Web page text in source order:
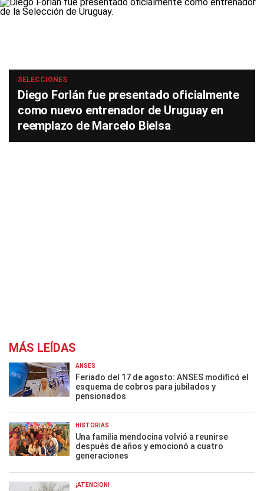
SELECCIONES
Diego Forlán fue presentado oficialmente
como nuevo entrenador de Uruguay en
reemplazo de Marcelo Bielsa
MÁS LEÍDAS
ANSES
Feriado del 17 de agosto: ANSES modificó el
esquema de cobros para jubilados y
pensionados
HISTORIAS
Una familia mendocina volvió a reunirse
después de años y emocionó a cuatro
generaciones
¡ATENCIÓN!